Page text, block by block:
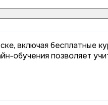
включая бесплатные
обучения позволяет